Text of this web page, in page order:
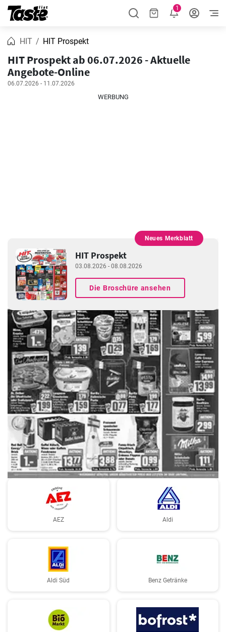
1
HIT HIT Prospekt
HIT Prospekt ab 06.07.2026 - Aktuelle
Angebote-Online
06.07.2026 - 11.07.2026
WERBUNG
HIT Prospekt
03.08.2026 - 08.08.2026
Die Broschüre ansehen
Neues Merkblatt
WERBUNG
AEZ Aldi
Aldi Süd Benz Getränke